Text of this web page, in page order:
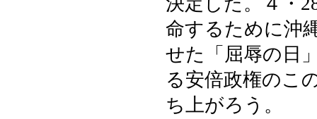
命するために沖
せた「屈辱の日
る安倍政権のこ
ち上がろう。